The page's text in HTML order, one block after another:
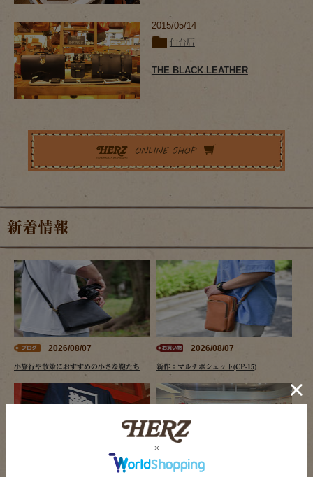
2015/05/14
仙台店
THE BLACK LEATHER
新着情報
2026/08/07
小旅行や散策におすすめの小さな鞄たち
2026/08/07
新作：マルチポシェット(CP-15)
2026/08/06